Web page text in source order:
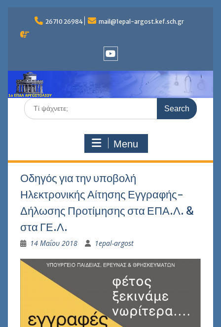
content
26710 26984 mail@1epal-argost.kef.sch.gr
Search
for:
Menu
Οδηγός για την υποβολή
Ηλεκτρονικής Αίτησης Εγγραφής-
Δήλωσης Προτίμησης στα ΕΠΑ.Λ. &
στα ΓΕ.Λ.
14 Μαΐου 2018 1epal-argost